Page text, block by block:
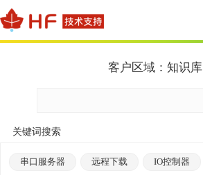
客户区域：知识库
关键词搜索
串口服务器 远程下载 IO控制器